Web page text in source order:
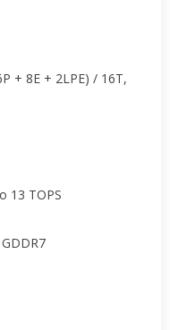
+ 8E + 2LPE) / 16T,
13 TOPS